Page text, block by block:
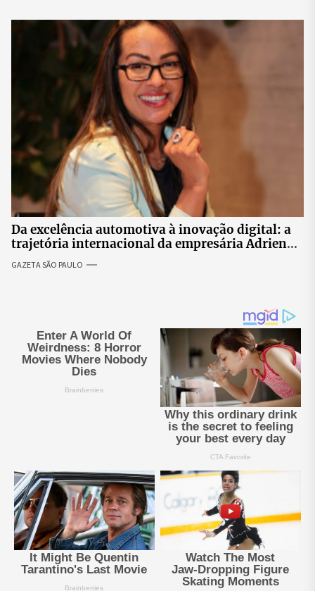
Da excelência automotiva à inovação digital: a
trajetória internacional da empresária Adriene
GAZETA SÃO PAULO